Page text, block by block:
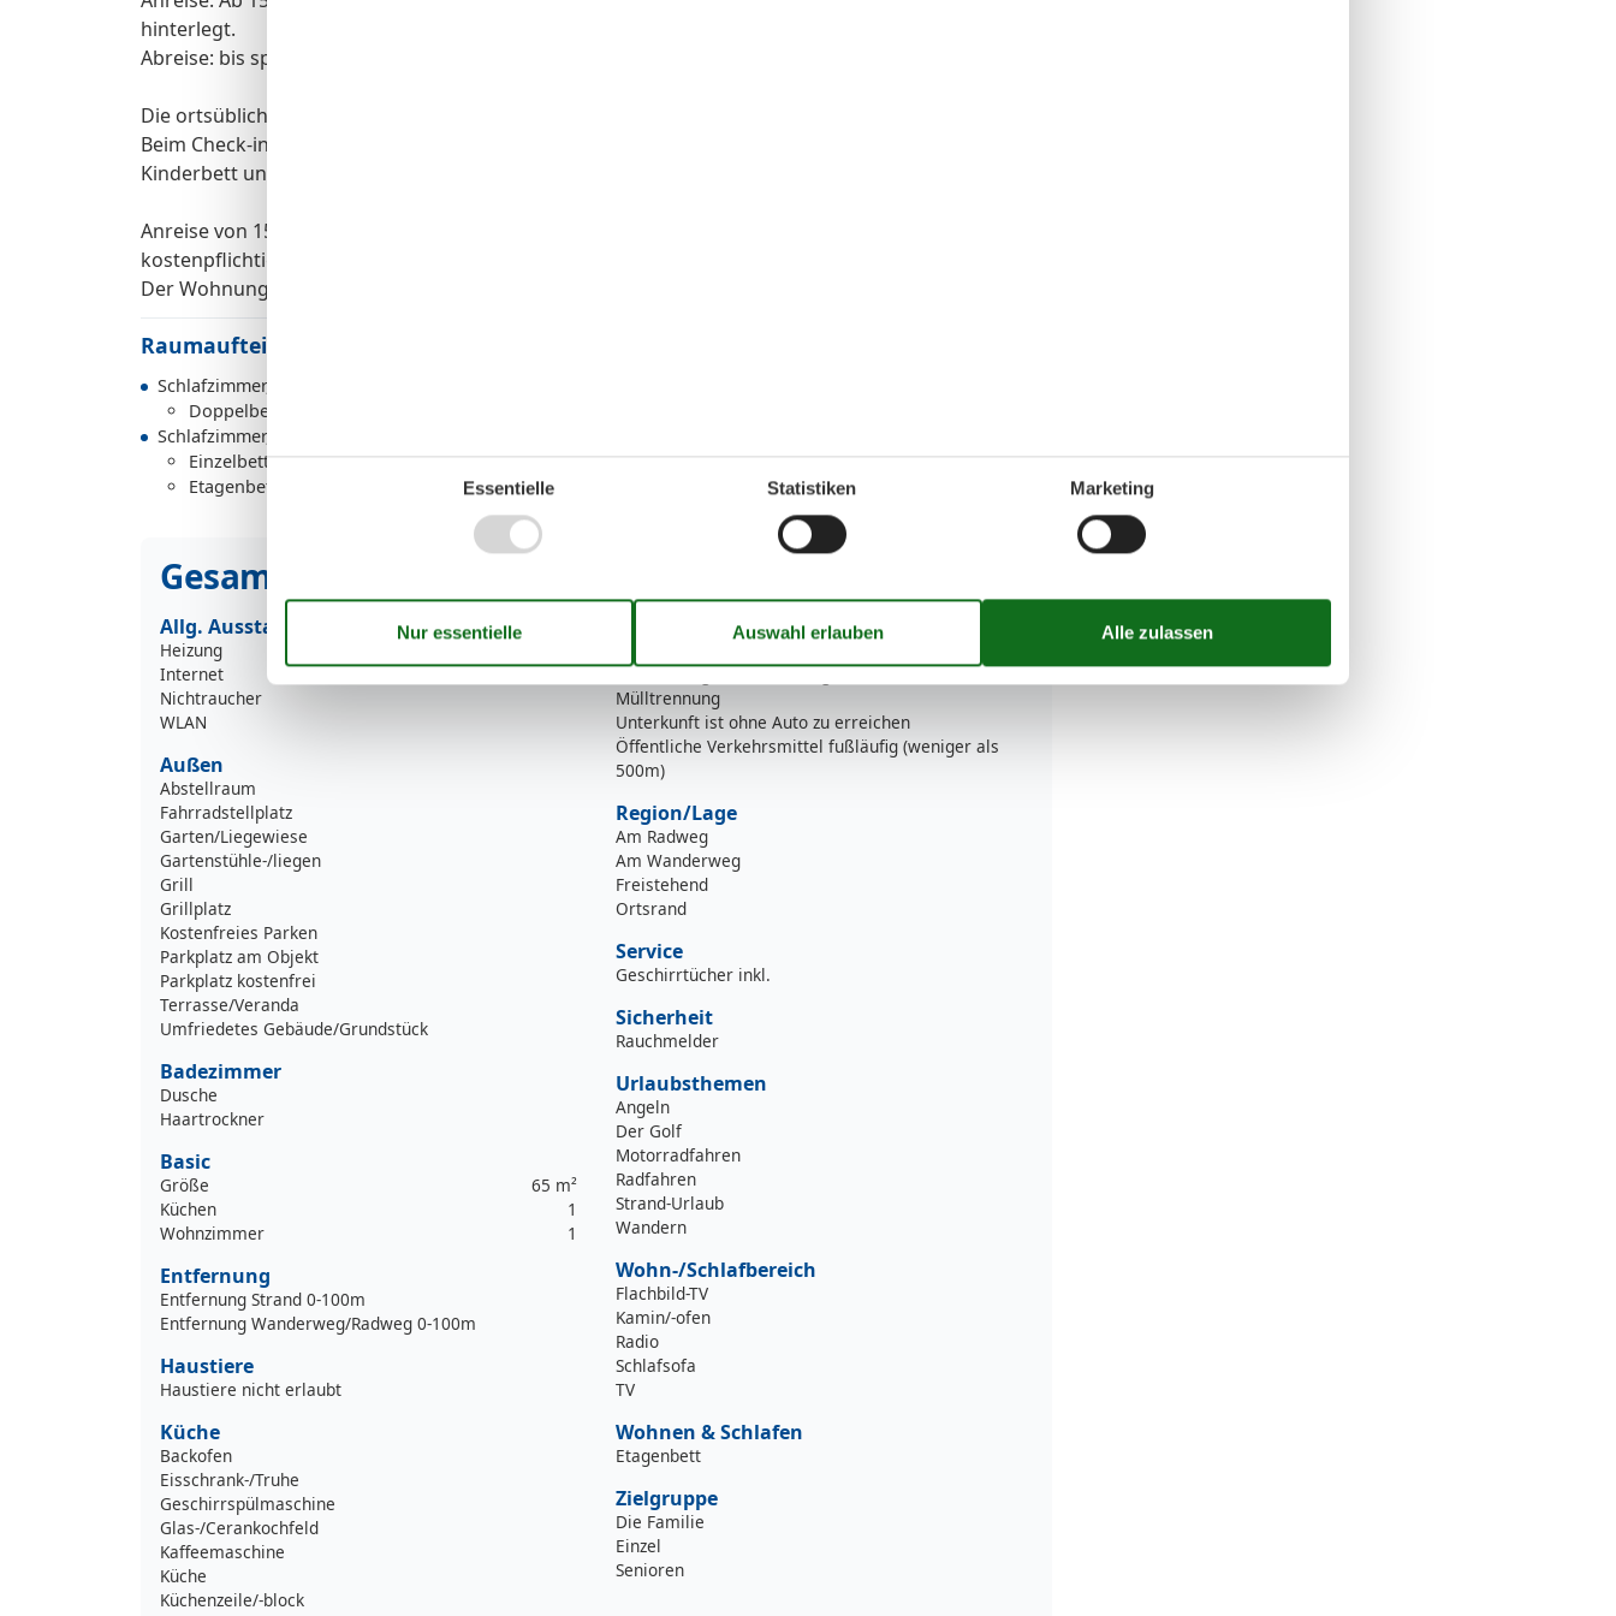
hinterlegt.
Abreise: bis spätestens bis 10.00 Uhr
Die ortsübliche Kurtaxe ist -in bar- vor Ort zu entrichten. Kartenzahlung ist nicht möglich!
Beim Check-in die ortsübliche Kurtaxe in bar begleichen, Kartenzahlung ist nicht möglich!
Kinderbett und Hochstuhl können kostenpflichtig ausgeliehen werden.
Anreise von 15.00 Uhr-19.00 Uhr. Abreise bis 10.00 Uhr. Abweichungen sind nach Absprache
kostenpflichtig möglich.
Der Wohnungsschlüssel sowie die Kurkarten werden Ihnen am Anreisetag im Objekt übergeben.
Raumaufteilung
Schlafzimmer, 2 Personen
Doppelbett - Size: 151-180 cm
Schlafzimmer, 3 Personen
Einzelbett - Size: 90-130 cm
Etagenbett - variable size
Gesamte Ausstattung
Allg. Ausstattung
Heizung
Internet
Nichtraucher
WLAN
Außen
Abstellraum
Fahrradstellplatz
Garten/Liegewiese
Gartenstühle-/liegen
Grill
Grillplatz
Kostenfreies Parken
Parkplatz am Objekt
Parkplatz kostenfrei
Terrasse/Veranda
Umfriedetes Gebäude/Grundstück
Badezimmer
Dusche
Haartrockner
Basic
Größe
65 m²
Küchen
1
Wohnzimmer
1
Entfernung
Entfernung Strand 0-100m
Entfernung Wanderweg/Radweg 0-100m
Haustiere
Haustiere nicht erlaubt
Küche
Backofen
Eisschrank-/Truhe
Geschirrspülmaschine
Glas-/Cerankochfeld
Kaffeemaschine
Küche
Küchenzeile/-block
Nachhaltigkeit
Kein Einwegbesteck oder -geschirr
Mülltrennung
Unterkunft ist ohne Auto zu erreichen
Öffentliche Verkehrsmittel fußläufig (weniger als
500m)
Region/Lage
Am Radweg
Am Wanderweg
Freistehend
Ortsrand
Service
Geschirrtücher inkl.
Sicherheit
Rauchmelder
Urlaubsthemen
Angeln
Der Golf
Motorradfahren
Radfahren
Strand-Urlaub
Wandern
Wohn-/Schlafbereich
Flachbild-TV
Kamin/-ofen
Radio
Schlafsofa
TV
Wohnen & Schlafen
Etagenbett
Zielgruppe
Die Familie
Einzel
Senioren
Essentielle Statistiken Marketing